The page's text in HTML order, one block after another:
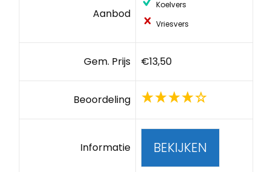
Aanbod
Koelvers
Vriesvers
Gem. Prijs €13,50
Beoordeling
Informatie BEKIJKEN